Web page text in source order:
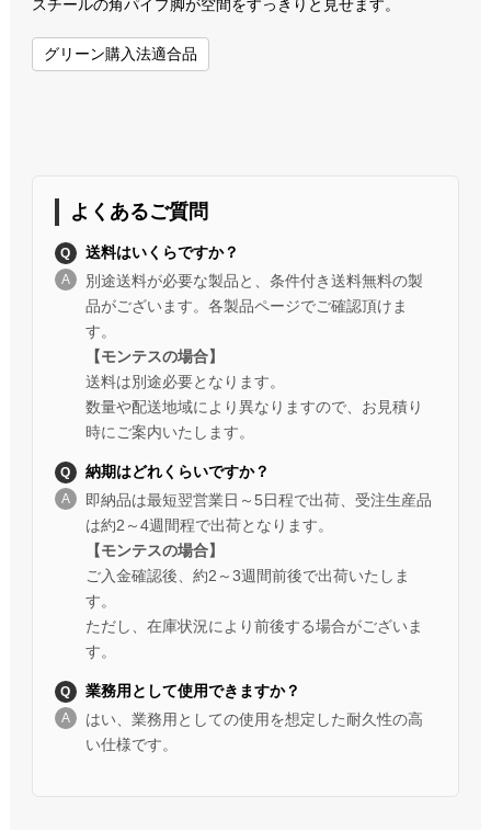
スチールの角パイプ脚が空間をすっきりと見せます。
グリーン購入法適合品
よくあるご質問
送料はいくらですか？
別途送料が必要な製品と、条件付き送料無料の製
品がございます。各製品ページでご確認頂けま
す。
【モンテスの場合】
送料は別途必要となります。
数量や配送地域により異なりますので、お見積り
時にご案内いたします。
納期はどれくらいですか？
即納品は最短翌営業日～5日程で出荷、受注生産品
は約2～4週間程で出荷となります。
【モンテスの場合】
ご入金確認後、約2～3週間前後で出荷いたしま
す。
ただし、在庫状況により前後する場合がございま
す。
業務用として使用できますか？
はい、業務用としての使用を想定した耐久性の高
い仕様です。